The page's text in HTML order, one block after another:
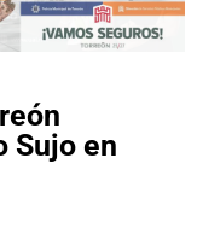
Sujo en